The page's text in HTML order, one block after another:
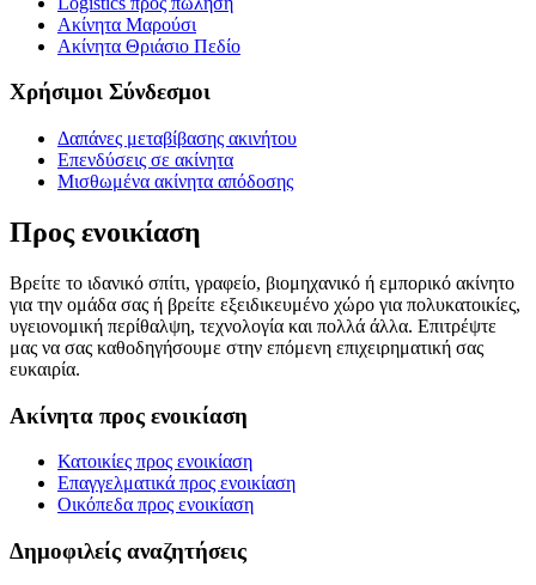
Ακίνητα Μαρούσι
Ακίνητα Θριάσιο Πεδίο
Χρήσιμοι Σύνδεσμοι
Δαπάνες μεταβίβασης ακινήτου
Επενδύσεις σε ακίνητα
Μισθωμένα ακίνητα απόδοσης
Προς ενοικίαση
Βρείτε το ιδανικό σπίτι, γραφείο, βιομηχανικό ή εμπορικό ακίνητο
για την ομάδα σας ή βρείτε εξειδικευμένο χώρο για πολυκατοικίες,
υγειονομική περίθαλψη, τεχνολογία και πολλά άλλα. Επιτρέψτε
μας να σας καθοδηγήσουμε στην επόμενη επιχειρηματική σας
ευκαιρία.
Ακίνητα προς ενοικίαση
Κατοικίες προς ενοικίαση
Επαγγελματικά προς ενοικίαση
Οικόπεδα προς ενοικίαση
Δημοφιλείς αναζητήσεις